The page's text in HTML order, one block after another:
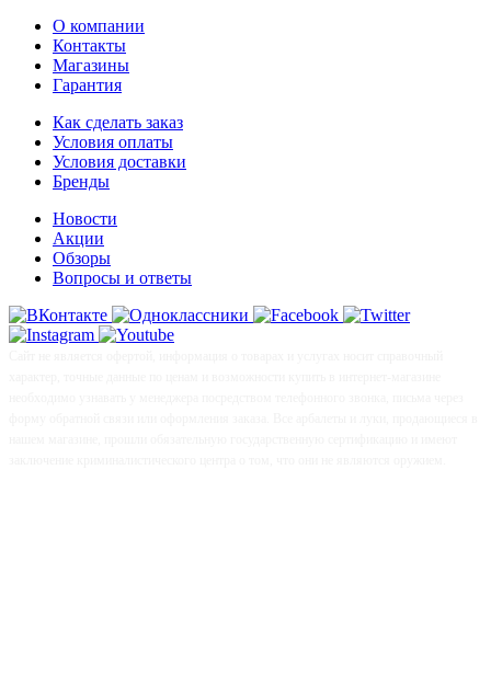
О компании
Контакты
Магазины
Гарантия
Как сделать заказ
Условия оплаты
Условия доставки
Бренды
Новости
Акции
Обзоры
Вопросы и ответы